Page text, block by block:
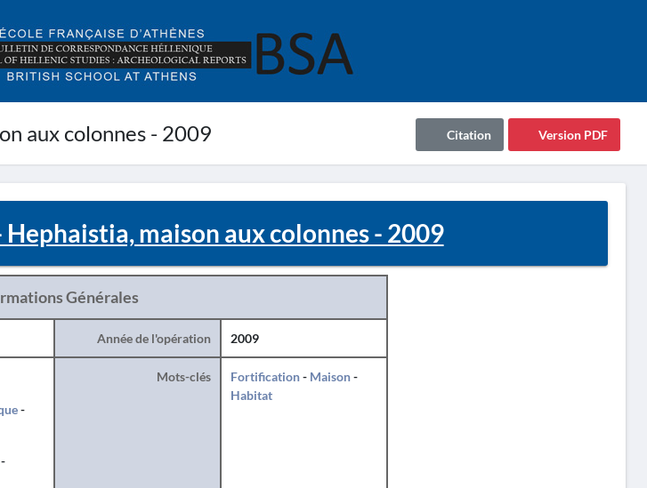
aux colonnes - 2009 Version PDF
Citation
Hephaistia, maison aux colonnes - 2009
Générales
Année de l'opération 2009
-
Mots-clés Fortification- Maison-
Habitat